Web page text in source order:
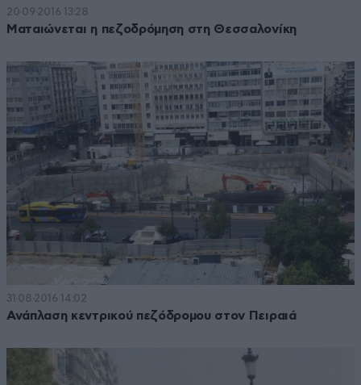
20·09·2016 13:28
Ματαιώνεται η πεζοδρόμηση στη Θεσσαλονίκη
31·08·2016 14:02
Ανάπλαση κεντρικού πεζόδρομου στον Πειραιά